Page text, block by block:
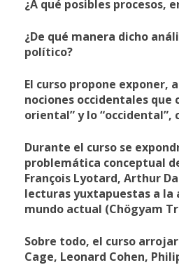
¿A qué posibles
¿De qué manera dicho
político?
El curso propone
nociones occidentales
oriental” y lo
Durante el curso se
problemática conceptual
François Lyotard, Arthur
lecturas yuxtapuestas a la
mundo actual (Chögyam
Sobre todo, el curso
Cage, Leonard Cohen,